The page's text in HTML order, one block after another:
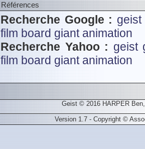
Références
Recherche Google : geist
film board giant animation
Recherche Yahoo : geist
film board giant animation
Geist © 2016 HARPER
Version 1.7 - Copyright ©